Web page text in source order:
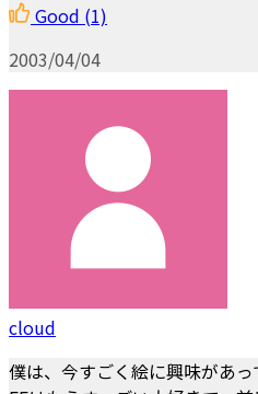
Good (1)
2003/04/04
cloud
僕は、今すごく絵に興味があ